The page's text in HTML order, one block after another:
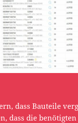
dass Bauteile
dass die